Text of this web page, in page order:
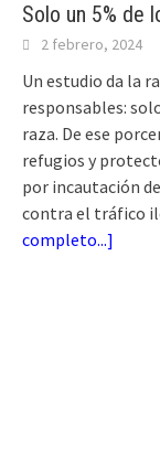
Solo un 5% de
2 febrero, 2024
Un estudio da la
responsables:
raza. De ese
refugios y
por incautación
contra el tráfico
completo...]